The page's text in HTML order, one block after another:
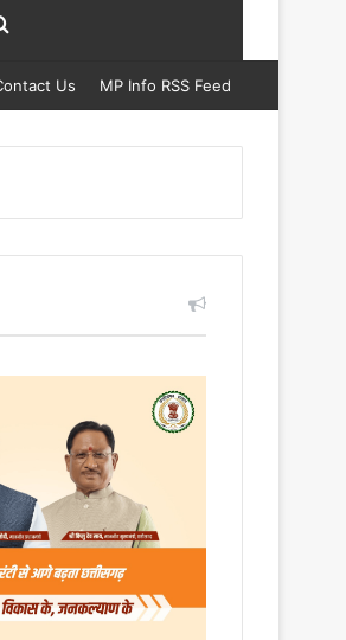
Us MP Info RSS Feed